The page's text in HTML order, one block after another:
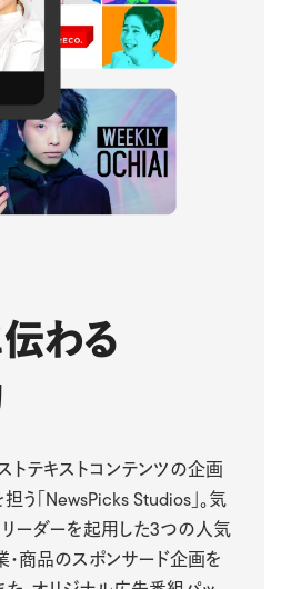
わる
トテキストコンテンツの企画
う「NewsPicks Studios」。気
ーダーを起用した3つの人気
・商品のスポンサード企画を